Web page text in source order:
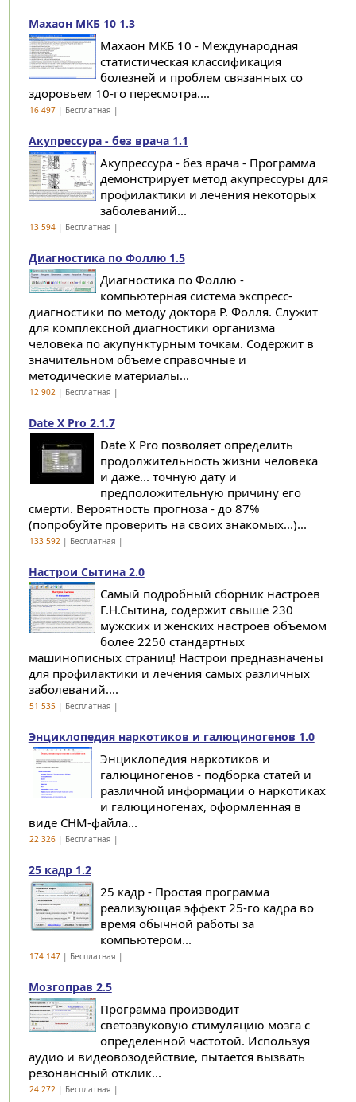
Махаон МКБ 10 1.3
Махаон МКБ 10 - Международная
статистическая классификация
болезней и проблем связанных со
здоровьем 10-го пересмотра....
16 497| Бесплатная |
Акупрессура - без врача 1.1
Акупрессура - без врача - Программа
демонстрирует метод акупрессуры для
профилактики и лечения некоторых
заболеваний...
13 594| Бесплатная |
Диагностика по Фоллю 1.5
Диагностика по Фоллю -
компьютерная система экспресс-
диагностики по методу доктора Р. Фолля. Служит
для комплексной диагностики организма
человека по акупунктурным точкам. Содержит в
значительном объеме справочные и
методические материалы...
12 902| Бесплатная |
Date X Pro 2.1.7
Date X Pro позволяет определить
продолжительность жизни человека
и даже... точную дату и
предположительную причину его
смерти. Вероятность прогноза - до 87%
(попробуйте проверить на своих знакомых...)...
133 592| Бесплатная |
Настрои Сытина 2.0
Самый подробный сборник настроев
Г.Н.Сытина, содержит свыше 230
мужских и женских настроев объемом
более 2250 стандартных
машинописных страниц! Настрои предназначены
для профилактики и лечения самых различных
заболеваний....
51 535| Бесплатная |
Энциклопедия наркотиков и галюциногенов 1.0
Энциклопедия наркотиков и
галюциногенов - подборка статей и
различной информации о наркотиках
и галюциногенах, оформленная в
виде CHM-файла...
22 326| Бесплатная |
25 кадр 1.2
25 кадр - Простая программа
реализующая эффект 25-го кадра во
время обычной работы за
компьютером...
174 147| Бесплатная |
Мозгоправ 2.5
Программа производит
светозвуковую стимуляцию мозга с
определенной частотой. Используя
аудио и видеовозодействие, пытается вызвать
резонансный отклик...
24 272| Бесплатная |